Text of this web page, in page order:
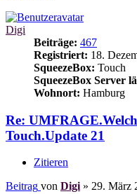
Digi
Beiträge: 467
Registriert: 18.
SqueezeBox: Touch
SqueezeBox Server
Wohnort: Hamburg
Re:
Touch.Update 21
Zitieren
Beitrag von Digi » 29. März